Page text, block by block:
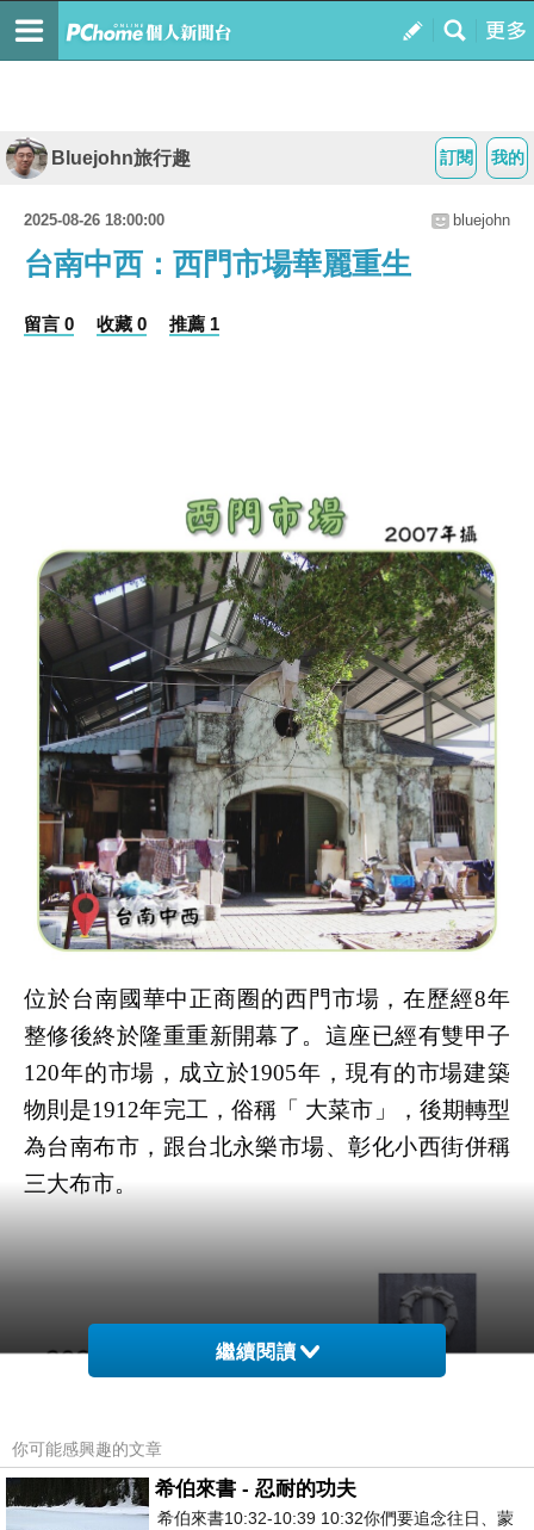
我的
訂閱
Bluejohn旅行趣
2025-08-26 18:00:00 bluejohn
台南中西：西門市場華麗重生
留言 0 收藏 0 推薦 1
位於台南國華中正商圈的西門市場，在歷經8年
整修後終於隆重重新開幕了。這座已經有雙甲子
120年的市場，成立於1905年，現有的市場建築
物則是1912年完工，俗稱「 大菜市」，後期轉型
為台南布市，跟台北永樂市場、彰化小西街併稱
三大布市。
繼續閱讀
你可能感興趣的文章
希伯來書 - 忍耐的功夫
希伯來書10:32-10:39 10:32你們要追念往日、蒙